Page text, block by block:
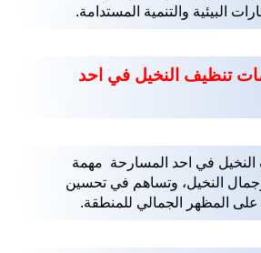
البيئية والتنمية المستدامة.
تنظيف النخيل في احد
في احد المسارحة مهمة
النخيل، وتساهم في تحسين
على المظهر الجمالي للمنطقة.